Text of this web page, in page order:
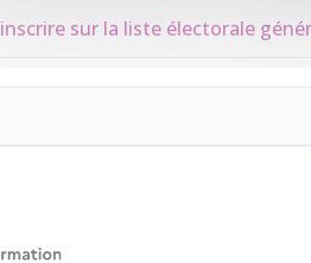
sur la liste électorale